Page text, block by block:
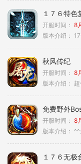
１７６特色
开服时间： 8
版本介绍：
秋风传纪
开服时间： 8
版本介绍：
免费野外
开服时间： 8
版本介绍：
１７６无极